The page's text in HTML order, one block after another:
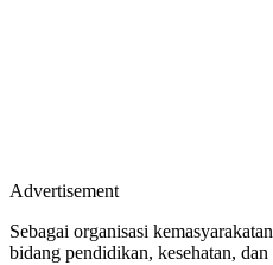
Advertisement
Sebagai organisasi
bidang pendidikan, kesehatan,